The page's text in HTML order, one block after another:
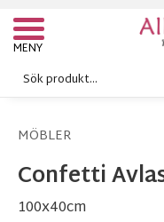
Meny
MÖBLER
Confetti
100x40cm